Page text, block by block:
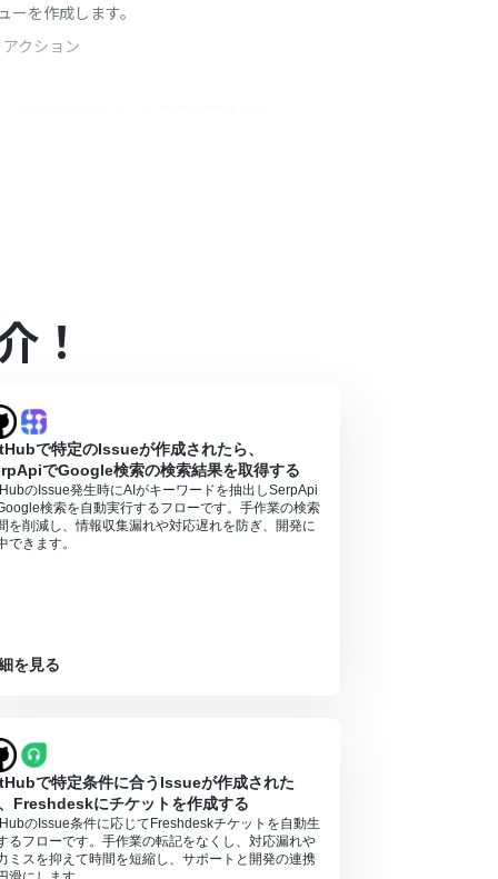
を作成します。
クション
！
で特定のIssueが作成されたら、
でGoogle検索の検索結果を取得する
のIssue発生時にAIがキーワードを抽出しSerpApi
検索を自動実行するフローです。手作業の検索
を削減し、情報収集漏れや対応遅れを防ぎ、開発に
できます。
を見る
で特定条件に合うIssueが作成された
Freshdeskにチケットを作成する
のIssue条件に応じてFreshdeskチケットを自動生
るフローです。手作業の転記をなくし、対応漏れや
ミスを抑えて時間を短縮し、サポートと開発の連携